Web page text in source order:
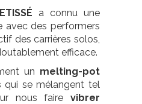
a connu une
avec des performers
des carrières solos,
efficace.
un melting-pot
qui se mélangent tel
nous faire vibrer